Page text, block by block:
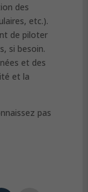
des
etc.).
de piloter
si besoin.
et des
et la
pas